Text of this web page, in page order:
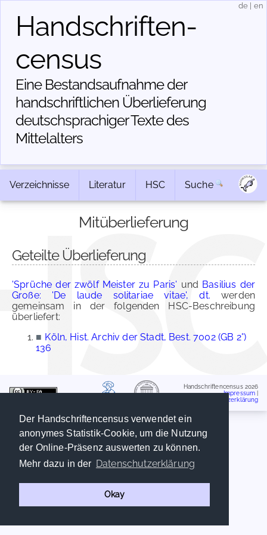
Der Handschriftencensus verwendet ein
anonymes Statistik-Cookie, um die Nutzung
der Online-Präsenz auswerten zu können.
Mehr dazu in der Datenschutzerklärung
Okay
Handschriften­
census
Eine Bestandsaufnahme der
handschriftlichen Über­lieferung
deutschsprachiger Texte des
Mittelalters
de en
Verzeichnisse Literatur HSC Suche
Mitüberlieferung
Geteilte Überlieferung
'Sprüche der zwölf Meister zu Paris' und Basilius der
Große: 'De laude solitariae vitae', dt. werden
gemeinsam in der folgenden HSC-Beschreibung
überliefert:
■ Köln, Hist. Archiv der Stadt, Best. 7002 (GB 2°)
136
Handschriftencensus 2026
Impressum
Datenschutzerklärung